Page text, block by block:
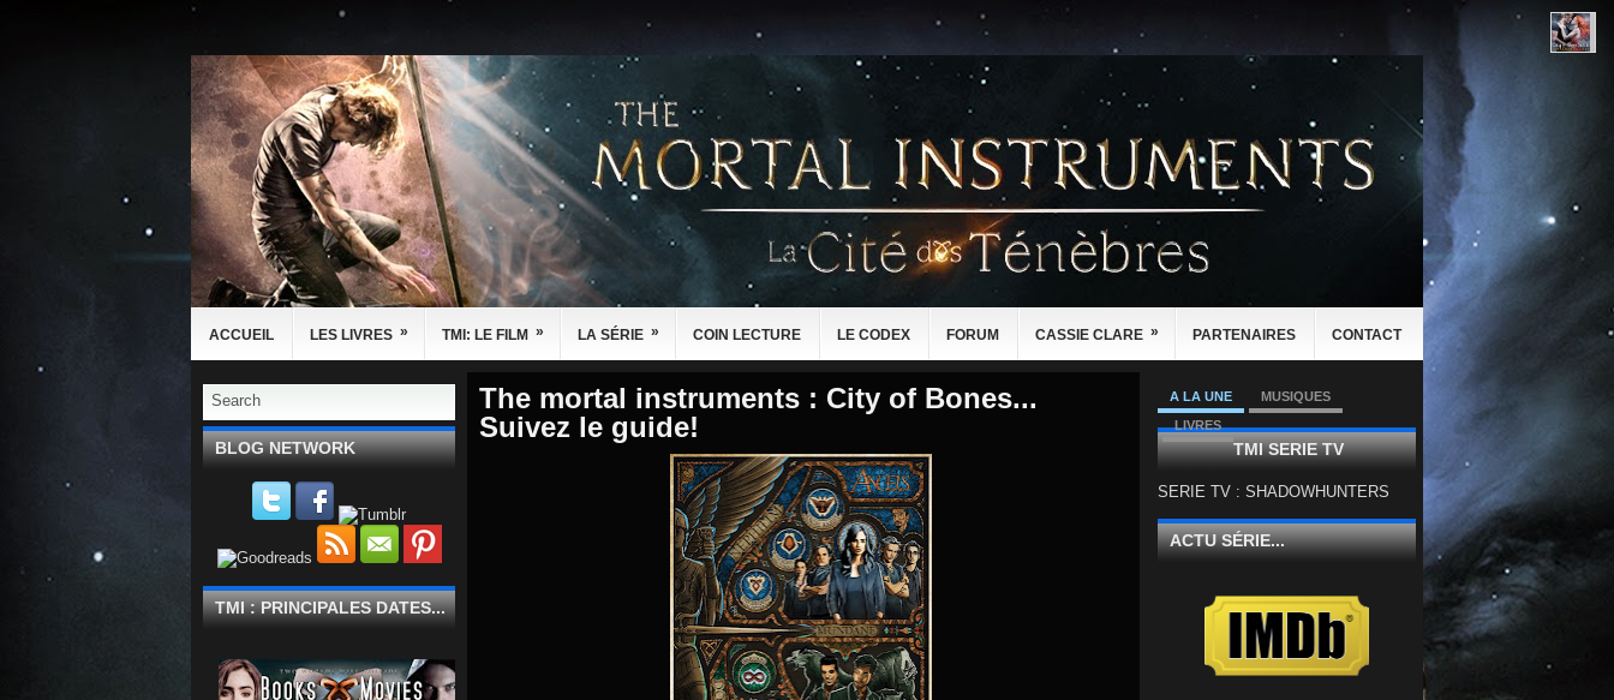
ACCUEIL LES LIVRES » TMI: LE FILM » LA SÉRIE » COIN LECTURE LE CODEX FORUM CASSIE CLARE » PARTENAIRES CONTACT
BLOG NETWORK
TMI : PRINCIPALES DATES...
The mortal instruments : City of Bones...
Suivez le guide!
A LA UNE
MUSIQUES
LIVRES
TMI SERIE TV
SERIE TV : SHADOWHUNTERS
ACTU SÉRIE...